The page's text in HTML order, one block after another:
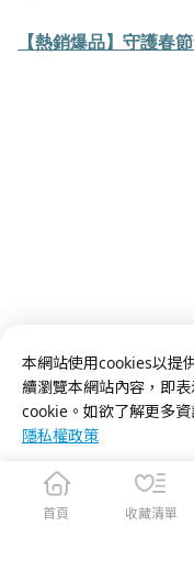
【熱銷爆品】守護春
本網站使用cookies以提
續瀏覽本網站內容，即
cookie。如欲了解更多
隱私權政策
首頁 收藏清單